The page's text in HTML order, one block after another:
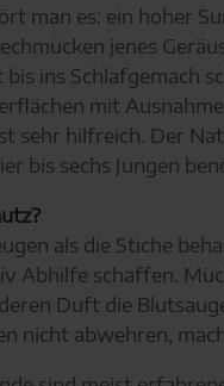
man es: ein hoher
jenes
ins Schlafgemach
mit
sehr hilfreich. Der
bis sechs Jungen
als die Stiche
Abhilfe schaffen.
Duft die
nicht abwehren,